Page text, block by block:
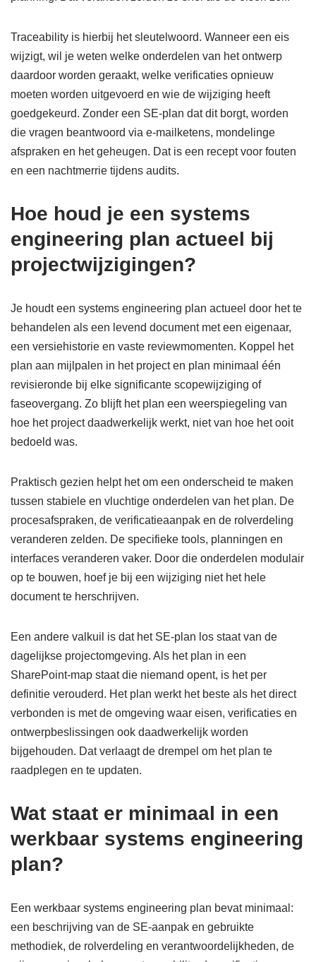
Traceability is hierbij het sleutelwoord. Wanneer een eis
wijzigt, wil je weten welke onderdelen van het ontwerp
daardoor worden geraakt, welke verificaties opnieuw
moeten worden uitgevoerd en wie de wijziging heeft
goedgekeurd. Zonder een SE-plan dat dit borgt, worden
die vragen beantwoord via e-mailketens, mondelinge
afspraken en het geheugen. Dat is een recept voor fouten
en een nachtmerrie tijdens audits.
Hoe houd je een systems
engineering plan actueel bij
projectwijzigingen?
Je houdt een systems engineering plan actueel door het te
behandelen als een levend document met een eigenaar,
een versiehistorie en vaste reviewmomenten. Koppel het
plan aan mijlpalen in het project en plan minimaal één
revisieronde bij elke significante scopewijziging of
faseovergang. Zo blijft het plan een weerspiegeling van
hoe het project daadwerkelijk werkt, niet van hoe het ooit
bedoeld was.
Praktisch gezien helpt het om een onderscheid te maken
tussen stabiele en vluchtige onderdelen van het plan. De
procesafspraken, de verificatieaanpak en de rolverdeling
veranderen zelden. De specifieke tools, planningen en
interfaces veranderen vaker. Door die onderdelen modulair
op te bouwen, hoef je bij een wijziging niet het hele
document te herschrijven.
Een andere valkuil is dat het SE-plan los staat van de
dagelijkse projectomgeving. Als het plan in een
SharePoint-map staat die niemand opent, is het per
definitie verouderd. Het plan werkt het beste als het direct
verbonden is met de omgeving waar eisen, verificaties en
ontwerpbeslissingen ook daadwerkelijk worden
bijgehouden. Dat verlaagt de drempel om het plan te
raadplegen en te updaten.
Wat staat er minimaal in een
werkbaar systems engineering
plan?
Een werkbaar systems engineering plan bevat minimaal:
een beschrijving van de SE-aanpak en gebruikte
methodiek, de rolverdeling en verantwoordelijkheden, de